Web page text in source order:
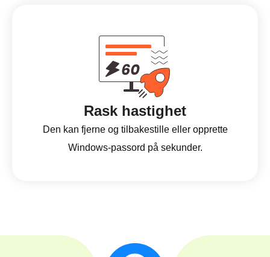
Rask hastighet
Den kan fjerne og tilbakestille eller opprette
Windows-passord på sekunder.